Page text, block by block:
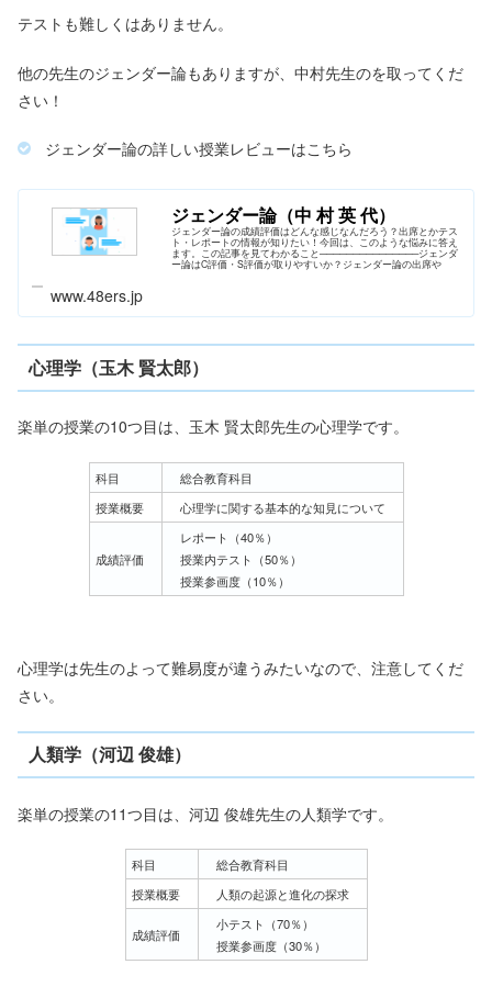
テストも難しくはありません。
他の先生のジェンダー論もありますが、中村先生のを取ってくだ
さい！
ジェンダー論の詳しい授業レビューはこちら
ジェンダー論（中 村 英 代）
ジェンダー論の成績評価はどんな感じなんだろう？出席とかテス
ト・レポートの情報が知りたい！今回は、このような悩みに答え
ます。この記事を見てわかること───────────────ジェンダ
ー論はC評価・S評価が取りやすいか？ジェンダー論の出席や
www.48ers.jp
心理学（玉木 賢太郎）
楽単の授業の10つ目は、玉木 賢太郎先生の心理学です。
科目
総合教育科目
授業概要
心理学に関する基本的な知見について
成績評価
レポート（40％）
授業内テスト（50％）
授業参画度（10％）
心理学は先生のよって難易度が違うみたいなので、注意してくだ
さい。
人類学（河辺 俊雄）
楽単の授業の11つ目は、河辺 俊雄先生の人類学です。
科目
総合教育科目
授業概要
人類の起源と進化の探求
成績評価
小テスト（70％）
授業参画度（30％）